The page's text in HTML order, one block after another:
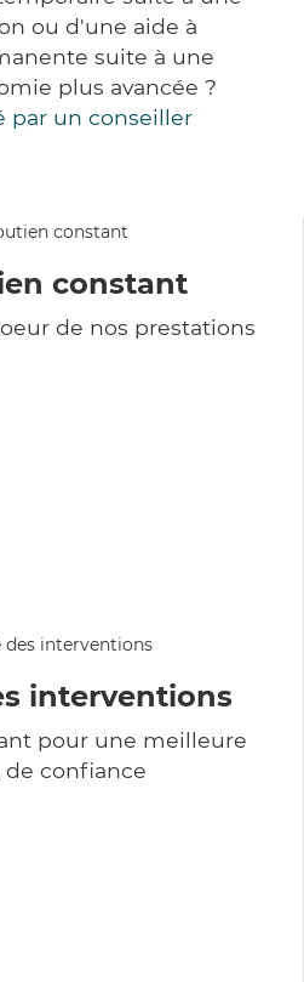
ou d'une aide à
suite à une
plus avancée ?
par un conseiller
constant
de nos prestations
interventions
pour une meilleure
de confiance